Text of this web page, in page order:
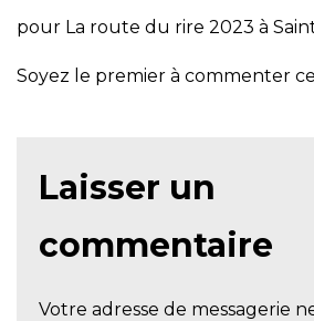
pour La route du rire 2023 à
Soyez le premier à commenter
Laisser un
commentaire
Votre adresse de messagerie